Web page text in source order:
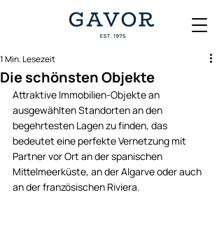
Die schönsten Objekte
1 Min. Lesezeit
Attraktive Immobilien-Objekte an
ausgewählten Standorten an den
begehrtesten Lagen zu finden, das
bedeutet eine perfekte Vernetzung mit
Partner vor Ort an der spanischen
Mittelmeerküste, an der Algarve oder auch
an der französischen Riviera.